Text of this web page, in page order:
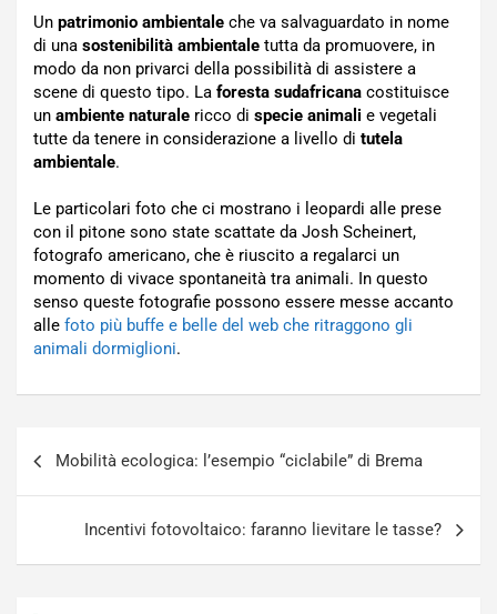
Un patrimonio ambientale che va salvaguardato in nome
di una sostenibilità ambientale tutta da promuovere, in
modo da non privarci della possibilità di assistere a
scene di questo tipo. La foresta sudafricana costituisce
un ambiente naturale ricco di specie animali e vegetali
tutte da tenere in considerazione a livello di tutela
ambientale.
Le particolari foto che ci mostrano i leopardi alle prese
con il pitone sono state scattate da Josh Scheinert,
fotografo americano, che è riuscito a regalarci un
momento di vivace spontaneità tra animali. In questo
senso queste fotografie possono essere messe accanto
alle foto più buffe e belle del web che ritraggono gli
animali dormiglioni.
Mobilità ecologica: l’esempio “ciclabile” di Brema
Incentivi fotovoltaico: faranno lievitare le tasse?